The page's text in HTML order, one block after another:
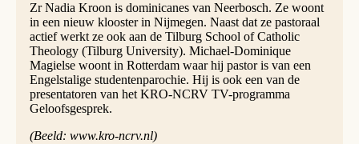
Zr Nadia Kroon is dominicanes van Neerbosch. Ze woont
in een nieuw klooster in Nijmegen. Naast dat ze pastoraal
actief werkt ze ook aan de Tilburg School of Catholic
Theology (Tilburg University). Michael-Dominique
Magielse woont in Rotterdam waar hij pastor is van een
Engelstalige studentenparochie. Hij is ook een van de
presentatoren van het KRO-NCRV TV-programma
Geloofsgesprek.
(Beeld: www.kro-ncrv.nl)